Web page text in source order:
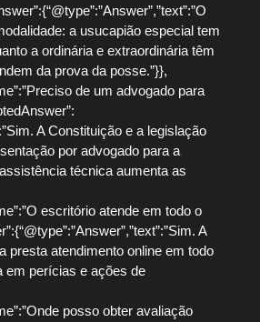
a usucapião especial tem
a ordinária e extraordinária têm
da prova da posse.”}},
de um advogado para
A Constituição e a legislação
por advogado para a
técnica aumenta as
escritório atende em todo o
A
presta atendimento online em todo
em perícias e ações de
posso obter avaliação